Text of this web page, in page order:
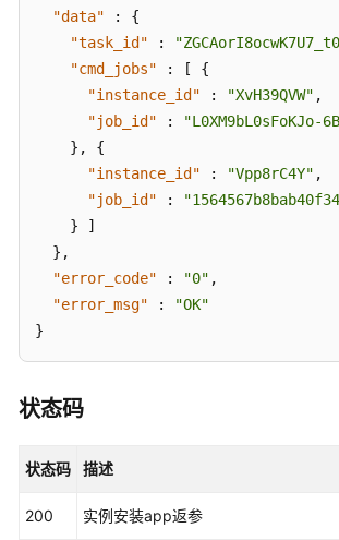
"data"
:
{
"task_id"
:
"cmd_jobs"
: [
{
"instance_id"
: "XvH39QVW" ,
"job_id"
:
"L0XM9bL0sFoKJo-
} ,
{
"instance_id"
: "Vpp8rC4Y" ,
"job_id"
:
}
]
} ,
"error_code"
: "0" ,
"error_msg"
:
"OK"
}
状态码
状态码 描述
200 实例安装app返参